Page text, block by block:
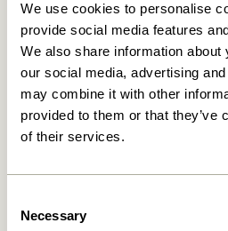
We use cookies to personalise
provide social media features
We also share information
our social media, advertising
may combine it with other
provided to them or that they’ve
of their services.
Selection
Necessary